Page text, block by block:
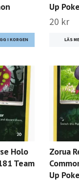
Up
20 kr
LÄS
Holo
Team
Zorua
Up